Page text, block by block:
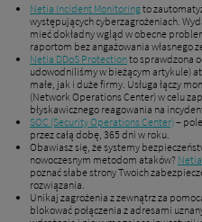
Netia Incident Monitoringto
występujących cyberzagrożeniach.
mieć dokładny wgląd w obecne
raportom bez angażowania własnego
Netia DDoS Protectionto sprawdzona
udowodniliśmy w bieżącym artykule)
małe, jak i duże firmy. Usługa łączy
(Network Operations Center) w celu
błyskawicznego reagowania na
SOC (Security Operations Center)–
przez całą dobę, 365 dni w roku.
Obawiasz się, że systemy
nowoczesnym metodom ataków?
poznać słabe strony Twoich
rozwiązania.
Unikaj zagrożenia z zewnątrz za
blokować połączenia z adresami